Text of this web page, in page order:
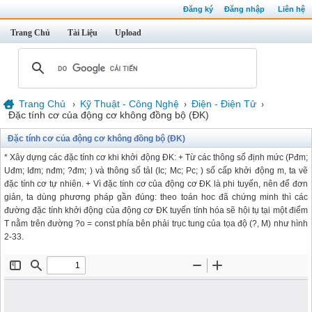
Đăng ký Đăng nhập Liên hệ
Trang Chủ Tài Liệu Upload
Trang Chủ › Kỹ Thuật - Công Nghệ › Điện - Điện Tử ›
Đặc tính cơ của động cơ không đồng bộ (ĐK)
Đặc tính cơ của động cơ không đồng bộ (ĐK)
* Xây dựng các đặc tính cơ khi khởi động ĐK: + Từ các thông số định mức (Pđm;
Uđm; Iđm; nđm; ?đm; ) và thông số tảI (Ic; Mc; Pc; ) số cấp khởi động m, ta vẽ
đặc tính cơ tự nhiên. + Vì đặc tính cơ của động cơ ĐK là phi tuyến, nên để đơn
giản, ta dùng phương pháp gần đúng: theo toán hoc đã chứng minh thì các
đường đặc tính khởi động của động cơ ĐK tuyến tính hóa sẽ hội tụ tại một điểm
T nằm trên đường ?o = const phía bên phải trục tung của tọa độ (?, M) như hình
2-33.